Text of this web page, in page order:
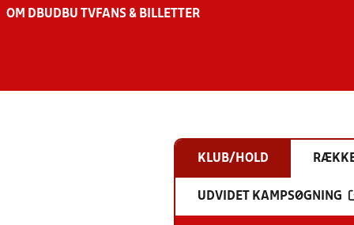
OM DBU DBU TV FANS & BILLETTER
KLUB/HOLD
UDVIDET KAMPSØGNING